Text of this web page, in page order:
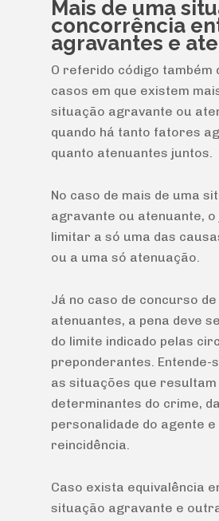
Mais de uma
concorrência
agravantes e
O referido código também
casos em que existem
situação agravante ou
quando há tanto fatores
quanto atenuantes juntos.
No caso de mais de uma
agravante ou atenuante, o
limitar a só uma das
ou a uma só atenuação.
Já no caso de concurso
atenuantes, a pena deve
do limite indicado pelas
preponderantes. Entende-
as situações que resultam
determinantes do crime, da
personalidade do agente e
reincidência.
Caso exista equivalência
situação agravante e